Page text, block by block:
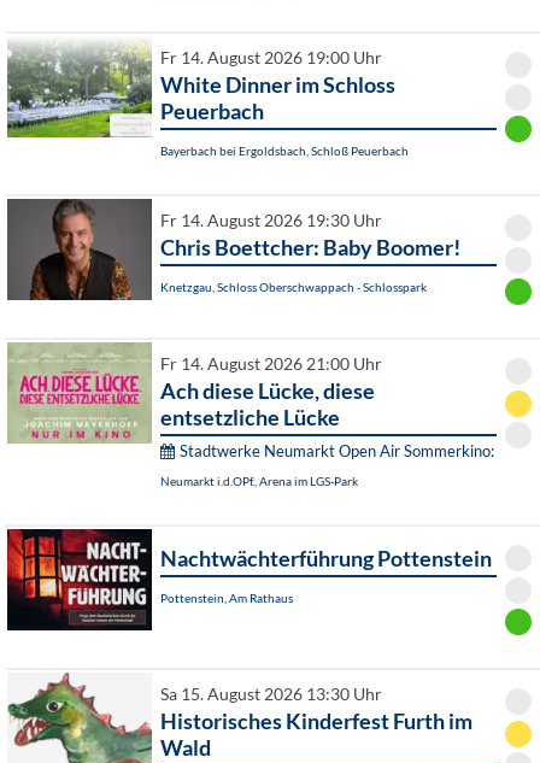
Fr 14. August 2026 19:00 Uhr
White Dinner im Schloss
Peuerbach
Bayerbach bei Ergoldsbach, Schloß Peuerbach
Fr 14. August 2026 19:30 Uhr
Chris Boettcher: Baby Boomer!
Knetzgau, Schloss Oberschwappach - Schlosspark
Fr 14. August 2026 21:00 Uhr
Ach diese Lücke, diese
entsetzliche Lücke
Stadtwerke Neumarkt Open Air Sommerkino:
Neumarkt i.d.OPf., Arena im LGS-Park
Nachtwächterführung Pottenstein
Pottenstein, Am Rathaus
Sa 15. August 2026 13:30 Uhr
Historisches Kinderfest Furth im
Wald